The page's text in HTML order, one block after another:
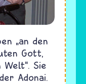
„an den
Gott,
Sie
Adonai.